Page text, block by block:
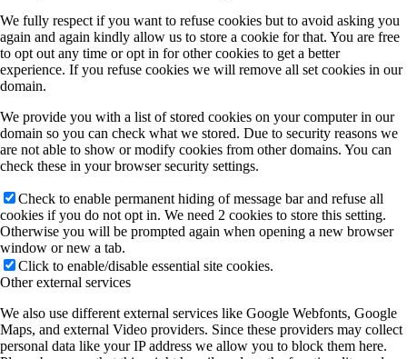
We fully respect if you want to refuse cookies but to avoid asking you
again and again kindly allow us to store a cookie for that. You are free
to opt out any time or opt in for other cookies to get a better
experience. If you refuse cookies we will remove all set cookies in our
domain.
We provide you with a list of stored cookies on your computer in our
domain so you can check what we stored. Due to security reasons we
are not able to show or modify cookies from other domains. You can
check these in your browser security settings.
Check to enable permanent hiding of message bar and refuse all
cookies if you do not opt in. We need 2 cookies to store this setting.
Otherwise you will be prompted again when opening a new browser
window or new a tab.
Click to enable/disable essential site cookies.
Other external services
We also use different external services like Google Webfonts, Google
Maps, and external Video providers. Since these providers may collect
personal data like your IP address we allow you to block them here.